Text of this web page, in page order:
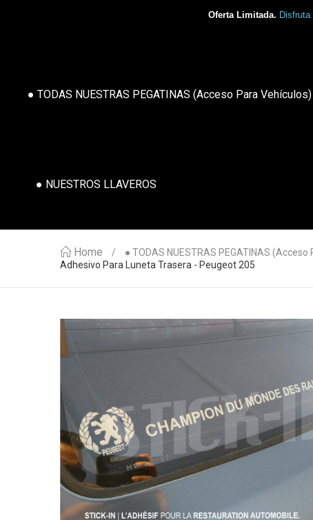
Oferta Limitada.
● TODAS NUESTRAS PEGATINAS (acceso Para Vehículos)
● NUESTROS LLAVEROS
Home ● TODAS NUESTRAS PEGATINAS (acceso
Adhesivo Para Luneta Trasera - Peugeot 205